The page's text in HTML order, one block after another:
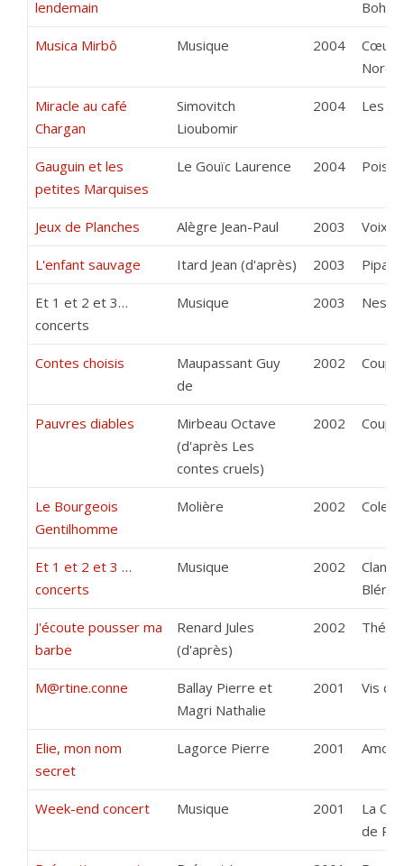
lendemain
Musica Mirbô Musique 2004
Cœur
Miracle au café
Chargan
Simovitch
Lioubomir
2004 Les
Gauguin et les
petites Marquises
Le Gouïc Laurence 2004
Jeux de Planches Alègre Jean-Paul 2003 Voix
L'enfant sauvage Itard Jean (d'après) 2003 Pipa
Et 1 et 2 et 3…
concerts
Musique 2003
Contes choisis
Maupassant Guy
de
2002 Coup
Pauvres diables
Mirbeau Octave
(d'après Les
contes cruels)
2002 Coup
Le Bourgeois
Gentilhomme
Molière 2002
Et 1 et 2 et 3 …
concerts
Musique 2002
J'écoute pousser ma
barbe
Renard Jules
(d'après)
2002
M@rtine.conne
Ballay Pierre et
Magri Nathalie
2001 Vis
Elie, mon nom
secret
Lagorce Pierre 2001
Week-end concert Musique 2001
La
de